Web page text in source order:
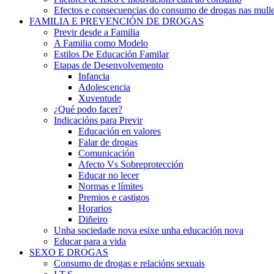
Efectos e consecuencias do consumo de drogas nas
FAMILIA E PREVENCIÓN DE DROGAS
Previr desde a Familia
A Familia como Modelo
Estilos De Educación Familar
Etapas de Desenvolvemento
Infancia
Adolescencia
Xuventude
¿Qué podo facer?
Indicacións para Previr
Educación en valores
Falar de drogas
Comunicación
Afecto Vs Sobreprotección
Educar no lecer
Normas e límites
Premios e castigos
Horarios
Diñeiro
Unha sociedade nova esixe unha educación nova
Educar para a vida
SEXO E DROGAS
Consumo de drogas e relacións sexuais